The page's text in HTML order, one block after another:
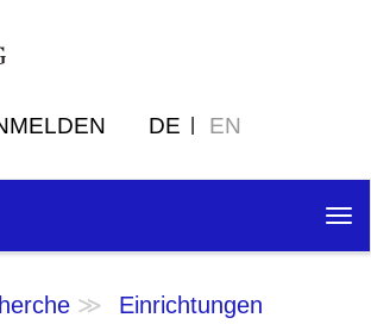
DE EN
Einrichtungen